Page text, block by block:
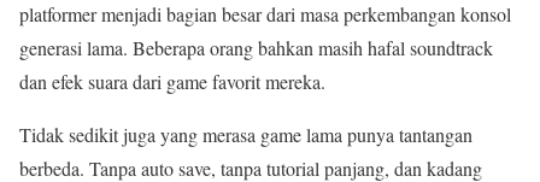
platformer menjadi bagian besar dari masa perkembangan konsol
generasi lama. Beberapa orang bahkan masih hafal soundtrack
dan efek suara dari game favorit mereka.
Tidak sedikit juga yang merasa game lama punya tantangan
berbeda. Tanpa auto save, tanpa tutorial panjang, dan kadang